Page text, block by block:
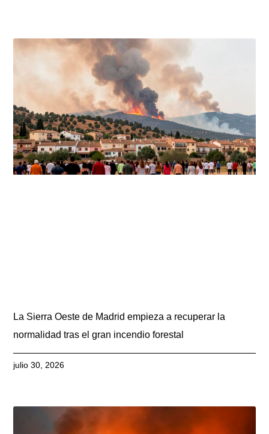
La Sierra Oeste de Madrid empieza a recuperar la
normalidad tras el gran incendio forestal
julio 30, 2026